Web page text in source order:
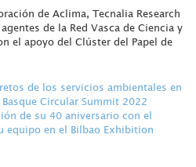
de Aclima, Tecnalia Research
de la Red Vasca de Ciencia y
el apoyo del Clúster del Papel de
de los servicios ambientales en
Circular Summit 2022
de su 40 aniversario con el
equipo en el Bilbao Exhibition